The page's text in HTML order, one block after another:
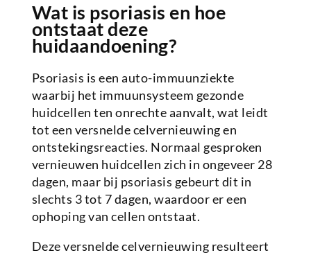
Wat is psoriasis en hoe
ontstaat deze
huidaandoening?
Psoriasis is een auto-immuunziekte
waarbij het immuunsysteem gezonde
huidcellen ten onrechte aanvalt, wat leidt
tot een versnelde celvernieuwing en
ontstekingsreacties. Normaal gesproken
vernieuwen huidcellen zich in ongeveer 28
dagen, maar bij psoriasis gebeurt dit in
slechts 3 tot 7 dagen, waardoor er een
ophoping van cellen ontstaat.
Deze versnelde celvernieuwing resulteert